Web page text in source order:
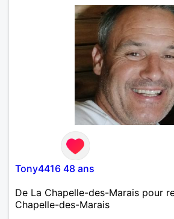
Tony4416 48 ans
De La Chapelle-des-Marais pour
Chapelle-des-Marais